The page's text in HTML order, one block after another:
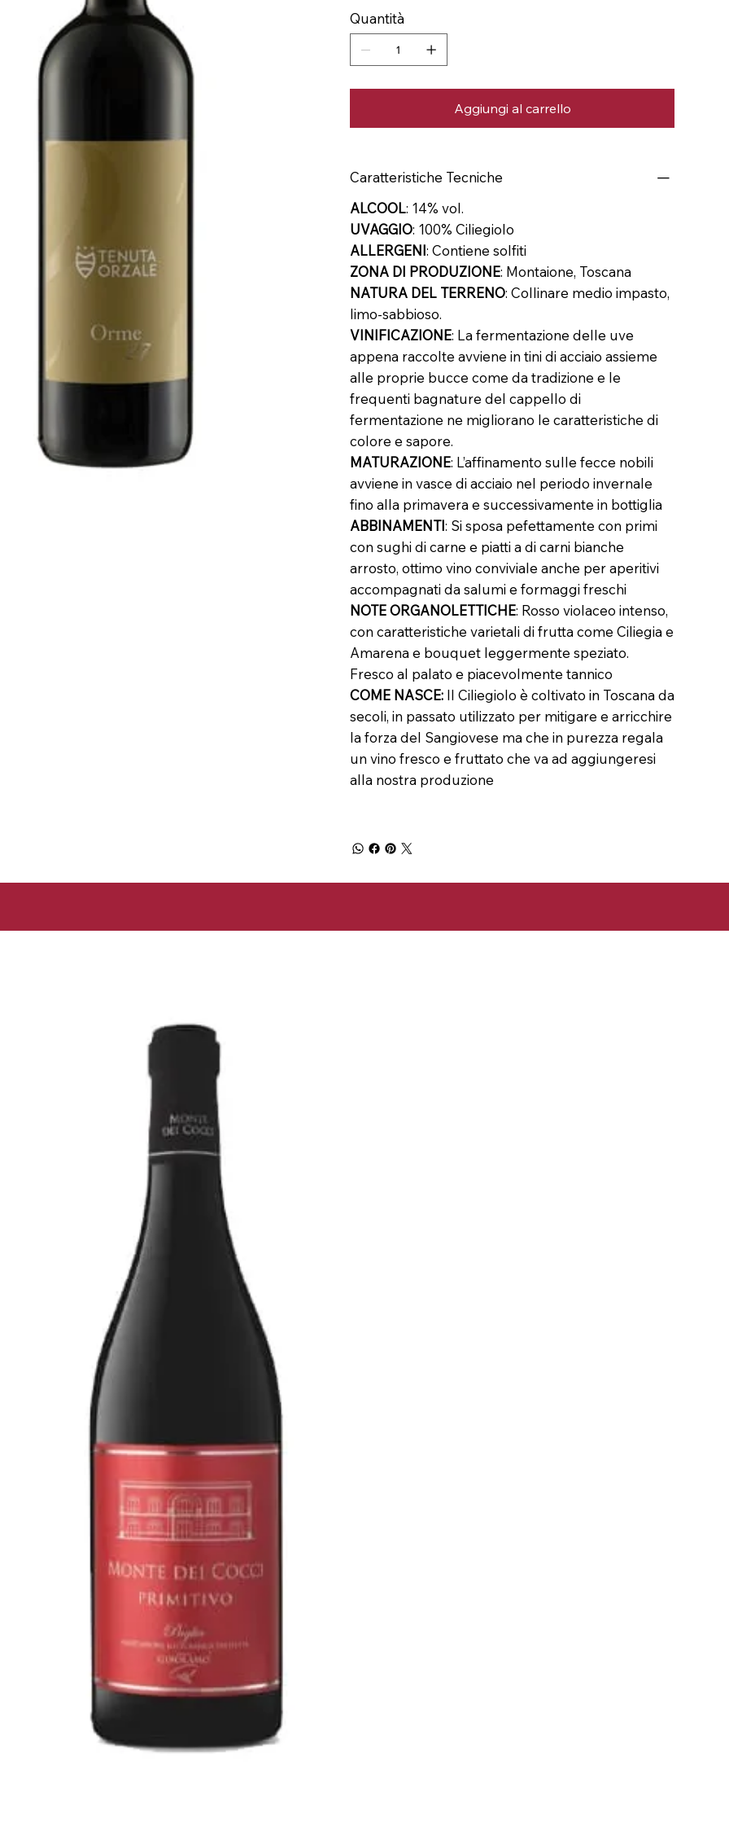
Quantità
Aggiungi al carrello
Caratteristiche Tecniche
ALCOOL: 14% vol.
UVAGGIO: 100% Ciliegiolo
ALLERGENI: Contiene solfiti
ZONA DI PRODUZIONE: Montaione, Toscana
NATURA DEL TERRENO: Collinare medio impasto,
limo-sabbioso.
VINIFICAZIONE: La fermentazione delle uve
appena raccolte avviene in tini di acciaio assieme
alle proprie bucce come da tradizione e le
frequenti bagnature del cappello di
fermentazione ne migliorano le caratteristiche di
colore e sapore.
MATURAZIONE: L’affinamento sulle fecce nobili
avviene in vasce di acciaio nel periodo invernale
fino alla primavera e successivamente in bottiglia
ABBINAMENTI: Si sposa pefettamente con primi
con sughi di carne e piatti a di carni bianche
arrosto, ottimo vino conviviale anche per aperitivi
accompagnati da salumi e formaggi freschi
NOTE ORGANOLETTICHE: Rosso violaceo intenso,
con caratteristiche varietali di frutta come Ciliegia e
Amarena e bouquet leggermente speziato.
Fresco al palato e piacevolmente tannico
COME NASCE:Il Ciliegiolo è coltivato in Toscana da
secoli, in passato utilizzato per mitigare e arricchire
la forza del Sangiovese ma che in purezza regala
un vino fresco e fruttato che va ad aggiungeresi
alla nostra produzione